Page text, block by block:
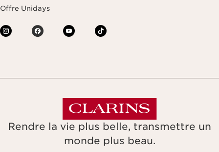
Offre Unidays
Rendre la vie plus belle, transmettre un
monde plus beau.